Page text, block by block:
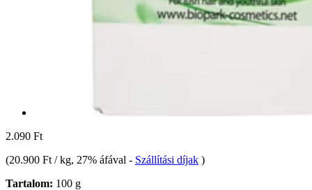
2.090 Ft
(20.900 Ft / kg, 27% áfával - Szállítási díjak )
Tartalom: 100 g